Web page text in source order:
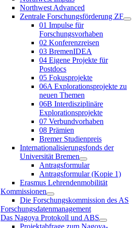
Northwest Advanced
Zentrale Forschungsförderung ZF
01 Impulse für
Forschungsvorhaben
02 Konferenzreisen
03 BremenIDEA
04 Eigene Projekte für
Postdocs
05 Fokusprojekte
06A Explorationsprojekte zu
neuen Themen
06B Interdisziplinäre
Explorationsprojekte
07 Verbundvorhaben
08 Prämien
Bremer Studienpreis
Internationalisierungsfonds der
Universität Bremen
Antragsformular
Antragsformular (Kopie 1)
Erasmus Lehrendenmobilität
Kommissionen
Die Forschungskommission des AS
Forschungsdatenmanagement
Das Nagoya Protokoll und ABS
Projektabfrage zum Nagoya-